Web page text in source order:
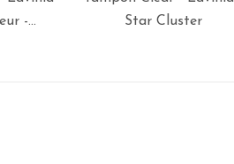
-...
Star Cluster